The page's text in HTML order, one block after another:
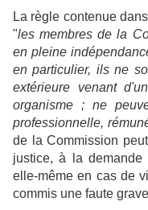
La règle contenue
"les membres de la
en pleine
en particulier, ils ne
extérieure venant
organisme ; ne
professionnelle,
de la Commission
justice, à la
elle-même en cas de
commis une faute